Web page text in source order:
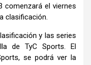
comenzará el viernes
clasificación.
y las series
de TyC Sports. El
se podrá ver la